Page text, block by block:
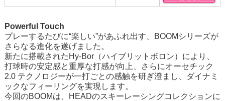
Powerful Touch
プレーするたびに“楽しい”があふれ出す、BOOMシリーズが
さらなる進化を遂げました。
新たに搭載されたHy-Bor（ハイブリットボロン）により、
打球時の安定感と重厚な打感が向上、さらにオーセチック
2.0 テクノロジーが一打ごとの感触を研ぎ澄まし、ダイナミ
ックなフィーリングを実現します。
今回のBOOMは、HEADのスキーレーシングコレクションに